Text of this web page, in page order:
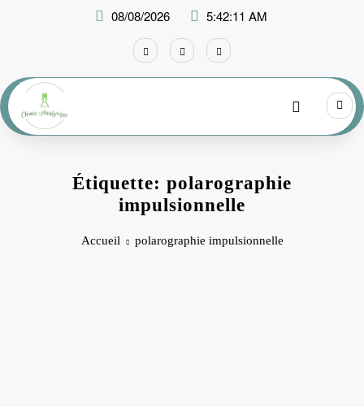
08/08/2026 5:42:11 AM
Étiquette: polarographie
impulsionnelle
Accueil polarographie impulsionnelle